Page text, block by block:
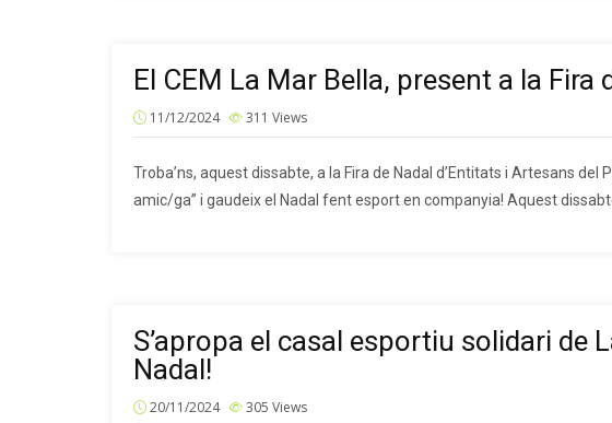
El CEM La Mar Bella, present a la Fira
11/12/2024 311 Views
Troba’ns, aquest dissabte, a la Fira de Nadal d’Entitats i Artesans del
amic/ga” i gaudeix el Nadal fent esport en companyia! Aquest
S’apropa el casal esportiu solidari de
Nadal!
20/11/2024 305 Views